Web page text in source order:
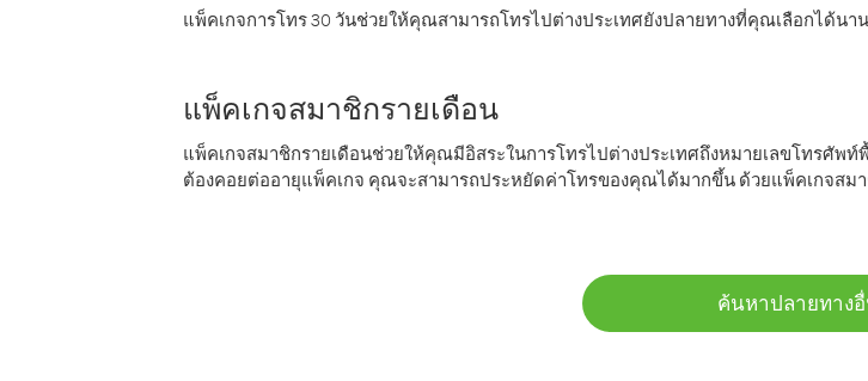
แพ็คเกจการโทร 30 วันช่วยให้คุณสามารถโทรไปต่างประเทศยังปลายทางที่คุณเลือกได้นา
แพ็คเกจสมาชิกรายเดือน
แพ็คเกจสมาชิกรายเดือนช่วยให้คุณมีอิสระในการโทรไปต่างประเทศถึงหมายเลขโทรศั
ต้องคอยต่ออายุแพ็คเกจ คุณจะสามารถประหยัดค่าโทรของคุณได้มากขึ้น ด้วยแพ็คเกจสม
ค้นหาปลายทาง